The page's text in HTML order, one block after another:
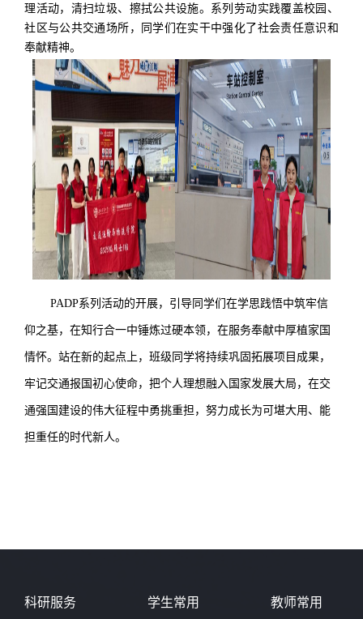
理活动，清扫垃圾、擦拭公共设施。系列劳动实践覆盖校园、
社区与公共交通场所，同学们在实干中强化了社会责任意识和
奉献精神。
PADP系列活动的开展， 引导 同学们在学思践悟中筑牢信
仰之基，在知行合一中锤炼过硬本领，在服务奉献中厚植家国
情怀。站在新的起点上，班级同学将持续巩固拓展项目成果，
牢记交通报国初心使命，把个人理想融入国家发展大局，在交
通强国建设的伟大征程中勇挑重担，努力成长为可堪大用、能
担重任的时代新人。
科研服务 学生常用 教师常用